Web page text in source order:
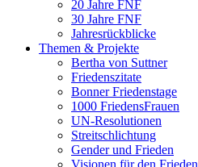
20 Jahre FNF
30 Jahre FNF
Jahresrückblicke
Themen & Projekte
Bertha von Suttner
Friedenszitate
Bonner Friedenstage
1000 FriedensFrauen
UN-Resolutionen
Streitschlichtung
Gender und Frieden
Visionen für den Frieden